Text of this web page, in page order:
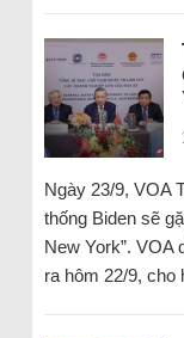
Ngày 23/9, VOA
thống Biden sẽ
New York”. VOA
ra hôm 22/9, cho